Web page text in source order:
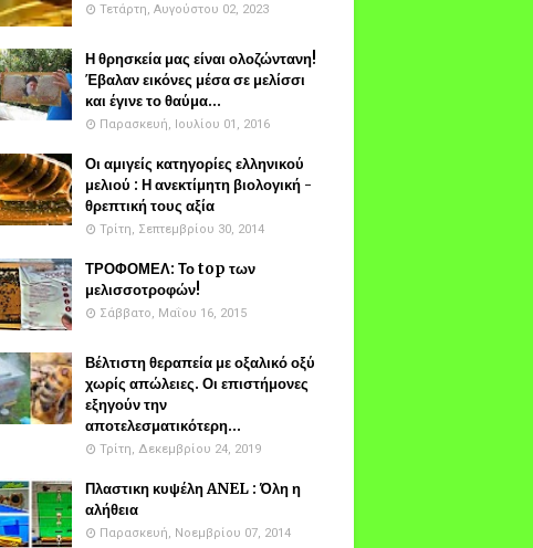
Τετάρτη, Αυγούστου 02, 2023
Η θρησκεία μας είναι ολοζώντανη!
Έβαλαν εικόνες μέσα σε μελίσσι
και έγινε το θαύμα...
Παρασκευή, Ιουλίου 01, 2016
Οι αμιγείς κατηγορίες ελληνικού
μελιού : Η ανεκτίμητη βιολογική -
θρεπτική τους αξία
Τρίτη, Σεπτεμβρίου 30, 2014
ΤΡΟΦΟΜΕΛ: Το top των
μελισσοτροφών!
Σάββατο, Μαΐου 16, 2015
Βέλτιστη θεραπεία με οξαλικό οξύ
χωρίς απώλειες. Οι επιστήμονες
εξηγούν την
αποτελεσματικότερη...
Τρίτη, Δεκεμβρίου 24, 2019
Πλαστικη κυψέλη ANEL : Όλη η
αλήθεια
Παρασκευή, Νοεμβρίου 07, 2014